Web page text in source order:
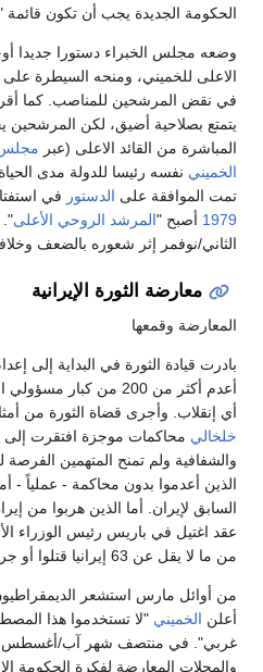
الحكومة الجديدة يجب أن تكون قائمة "بنسبة 100 ٪ على
وضعه مجلس الخبراء دستورا جديدا
الاعلى للخميني، ومنحه السيطرة على
في نقض المرشحين للمناصب. كما أقر
يتمتع بصلاحية أضيق، لكن المرشحين
المباشرة من القائد الاعلى (عبر مجلس
الخميني نفسه رئيسا للدولة مدى الحياة
تمت الموافقة على الدستور في
1979 أصبح "المرشد الروحي الأعلى".
الثاني/نوفمر إثر شعوره بالضعف
معارضة الثورة الإيرانية
المعارضة وقمعها
بادرت قيادة الثورة في البداية إلى
أعدم أكثر من 200 من
أي إنقلاب. وأجرى قضاة الثورة من
خلخالي محاكمات موجزة افتقرت إلى
والشفافية ولم تمنح المتهمين
الذين أعدموا بدون محاكمة - عملياً -
السابق لإيران. أما الذين هربوا من
عقد اغتيل في باريس رئيس الوزراء
من ما لا يقل عن 63 إيرانيا قتلوا أو جرحوا منذ الإطاحة بالشاه.
من أوائل مارس استشعر
أعلن الخميني "لا تستخدموا هذا
غربي". في منتصف شهر آب/أغسطس
والمجلات المعارضة لفكرة الحكومة